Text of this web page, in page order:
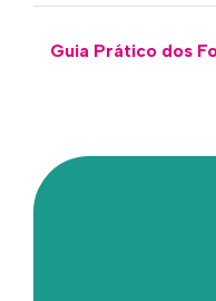
Guia Prático dos